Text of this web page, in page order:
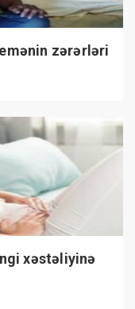
zərərləri
xəstəliyinə